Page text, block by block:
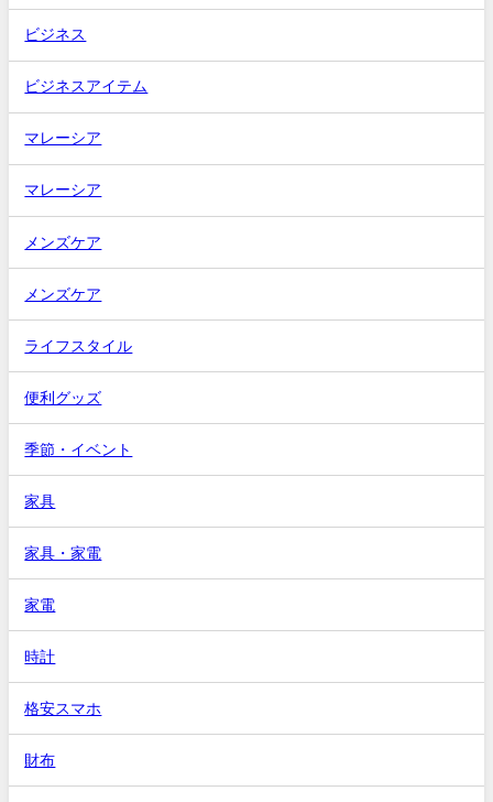
ビジネス
ビジネスアイテム
マレーシア
マレーシア
メンズケア
メンズケア
ライフスタイル
便利グッズ
季節・イベント
家具
家具・家電
家電
時計
格安スマホ
財布